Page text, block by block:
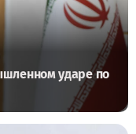
ударе по